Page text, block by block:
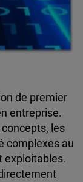
de premier
entreprise.
les
complexes au
exploitables.